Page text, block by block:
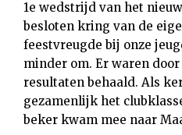
1e wedstrijd van het
besloten kring van de
feestvreugde bij onze
minder om. Er waren
resultaten behaald. Als
gezamenlijk het
beker kwam mee naar